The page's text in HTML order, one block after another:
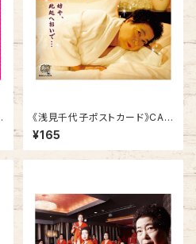
《浅見千代子ポストカード》CA-
5／ 此処へおいで
¥165